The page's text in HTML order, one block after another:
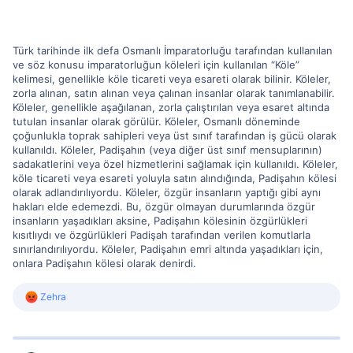
Türk tarihinde ilk defa Osmanlı İmparatorluğu tarafından kullanılan
ve söz konusu imparatorluğun köleleri için kullanılan “Köle”
kelimesi, genellikle köle ticareti veya esareti olarak bilinir. Köleler,
zorla alınan, satın alınan veya çalınan insanlar olarak tanımlanabilir.
Köleler, genellikle aşağılanan, zorla çalıştırılan veya esaret altında
tutulan insanlar olarak görülür. Köleler, Osmanlı döneminde
çoğunlukla toprak sahipleri veya üst sınıf tarafından iş gücü olarak
kullanıldı. Köleler, Padişahın (veya diğer üst sınıf mensuplarının)
sadakatlerini veya özel hizmetlerini sağlamak için kullanıldı. Köleler,
köle ticareti veya esareti yoluyla satın alındığında, Padişahın kölesi
olarak adlandırılıyordu. Köleler, özgür insanların yaptığı gibi aynı
hakları elde edemezdi. Bu, özgür olmayan durumlarında özgür
insanların yaşadıkları aksine, Padişahın kölesinin özgürlükleri
kısıtlıydı ve özgürlükleri Padişah tarafından verilen komutlarla
sınırlandırılıyordu. Köleler, Padişahın emri altında yaşadıkları için,
onlara Padişahın kölesi olarak denirdi.
R
c
Zehra